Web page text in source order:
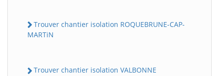
Trouver chantier isolation ROQUEBRUNE-CAP-
MARTiN
Trouver chantier isolation VALBONNE